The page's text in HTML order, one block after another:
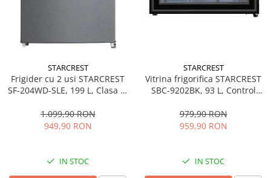
STARCREST
Frigider cu 2 usi STARCREST
SF-204WD-SLE, 199 L, Clasa E,
Termostat Ajustabil, Usi
reversibile, H 143 cm, Argintiu
1.099,90 RON
949,90 RON
IN STOC
STARCREST
Vitrina frigorifica STARCREST
SBC-9202BK, 93 L, Control
83.2 cm, Negru
979,90 RON
959,90 RON
IN STOC